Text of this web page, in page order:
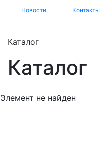
Новости Контакты
Каталог
Каталог
Элемент не найден